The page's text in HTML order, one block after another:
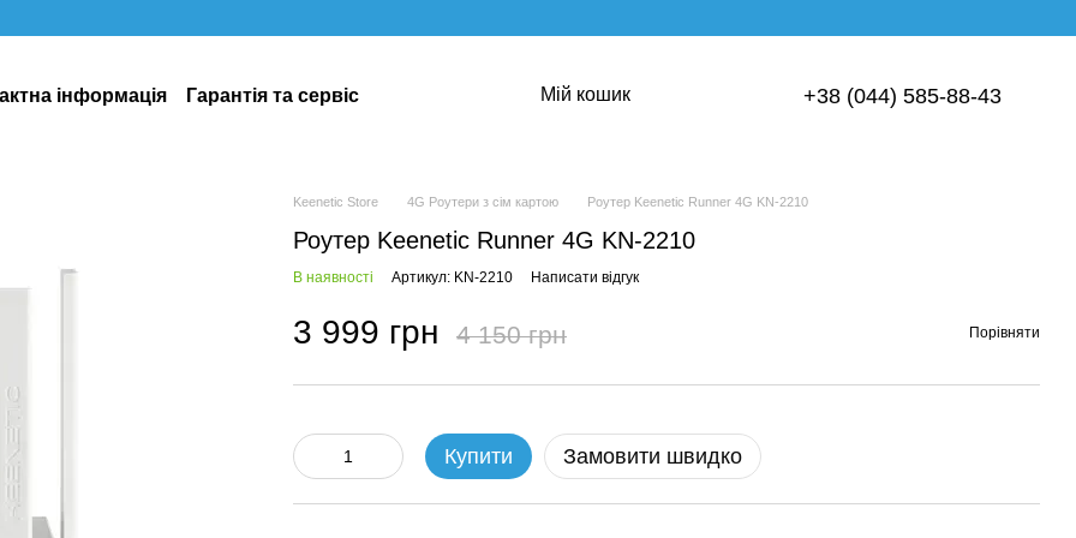
інформація
Гарантія та сервіс
Мій кошик +38 (044) 585-88-43
Keenetic Store 4G Роутери з сім картою Роутер Keenetic Runner 4G KN-2210
Роутер Keenetic Runner 4G KN-2210
В наявності Артикул: KN-2210 Написати відгук
3 999 грн 4 150 грн Порівняти
Купити Замовити швидко